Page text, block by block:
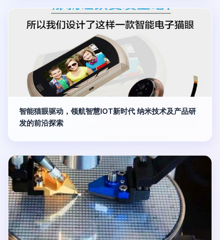
智能猫眼驱动，领航智慧IOT新时代 纳米技术及产品研
发的前沿探索